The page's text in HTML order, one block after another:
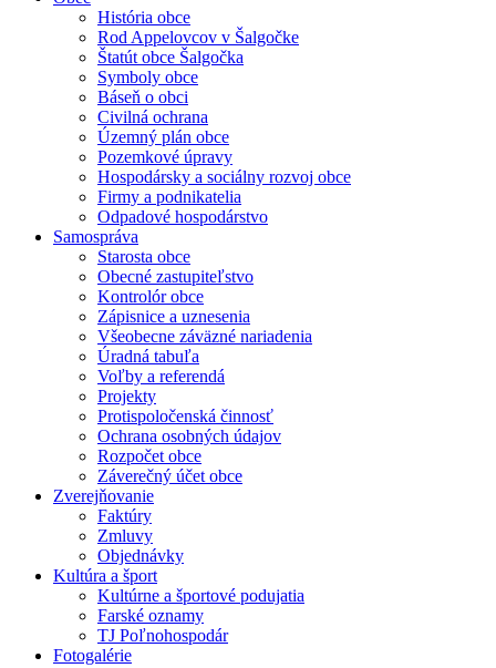
História obce
Rod Appelovcov v Šalgočke
Štatút obce Šalgočka
Symboly obce
Báseň o obci
Civilná ochrana
Územný plán obce
Pozemkové úpravy
Hospodársky a sociálny rozvoj obce
Firmy a podnikatelia
Odpadové hospodárstvo
Samospráva
Starosta obce
Obecné zastupiteľstvo
Kontrolór obce
Zápisnice a uznesenia
Všeobecne záväzné nariadenia
Úradná tabuľa
Voľby a referendá
Projekty
Protispoločenská činnosť
Ochrana osobných údajov
Rozpočet obce
Záverečný účet obce
Zverejňovanie
Faktúry
Zmluvy
Objednávky
Kultúra a šport
Kultúrne a športové podujatia
Farské oznamy
TJ Poľnohospodár
Fotogalérie